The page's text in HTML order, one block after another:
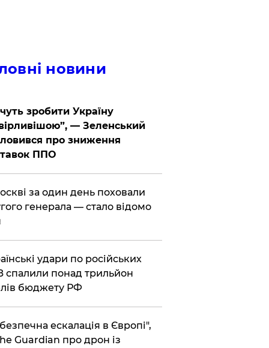
новини
зробити Україну
— Зеленський
про зниження
ППО
за один день поховали
генерала — стало відомо
удари по російських
спалили понад трильйон
бюджету РФ
ескалація в Європі",
Guardian про дрон із